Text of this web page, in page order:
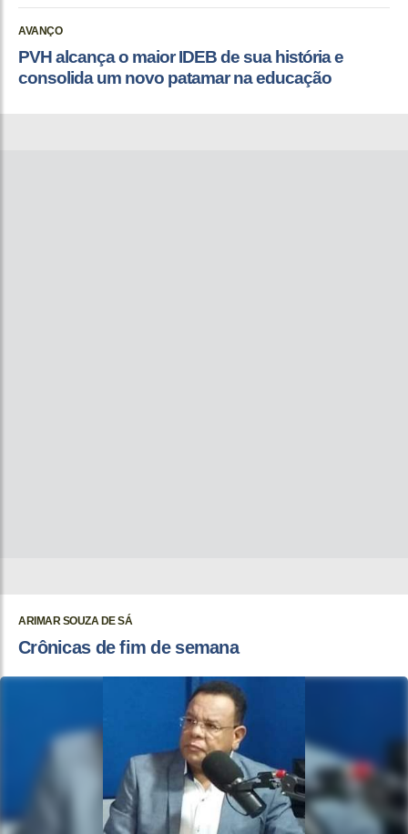
AVANÇO
PVH alcança o maior IDEB de sua história e
consolida um novo patamar na educação
ARIMAR SOUZA DE SÁ
Crônicas de fim de semana